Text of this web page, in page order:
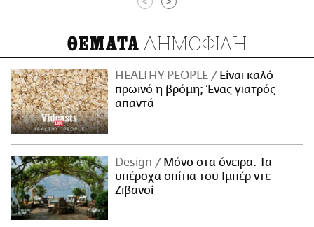
ΘΕΜΑΤΑ ΔΗΜΟΦΙΛΗ
HEALTHY PEOPLE
Είναι καλό
πρωινό η βρόμη; Ένας γιατρός
απαντά
Design
Μόνο στα όνειρα: Τα
υπέροχα σπίτια του Ιμπέρ ντε
Ζιβανσί